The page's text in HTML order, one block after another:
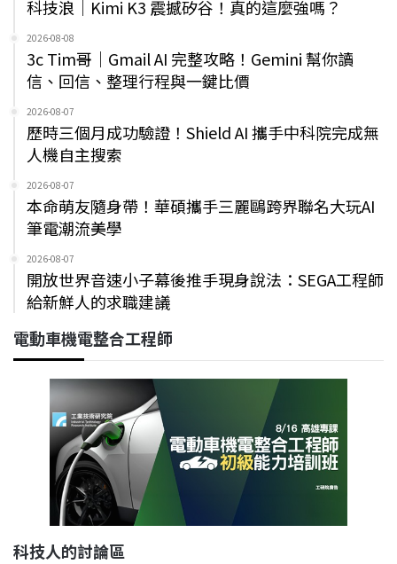
科技浪｜Kimi K3 震撼矽谷！真的這麼強嗎？
2026-08-08
3c Tim哥｜Gmail AI 完整攻略！Gemini 幫你讀
信、回信、整理行程與一鍵比價
2026-08-07
歷時三個月成功驗證！Shield AI 攜手中科院完成無
人機自主搜索
2026-08-07
本命萌友隨身帶！華碩攜手三麗鷗跨界聯名大玩AI
筆電潮流美學
2026-08-07
開放世界音速小子幕後推手現身說法：SEGA工程師
給新鮮人的求職建議
電動車機電整合工程師
科技人的討論區